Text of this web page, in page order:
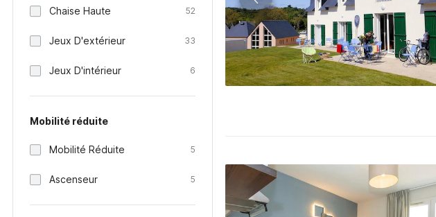
Chaise Haute 52
Jeux D'extérieur 33
Jeux D'intérieur 6
Mobilité réduite
Mobilité Réduite 5
Ascenseur 5